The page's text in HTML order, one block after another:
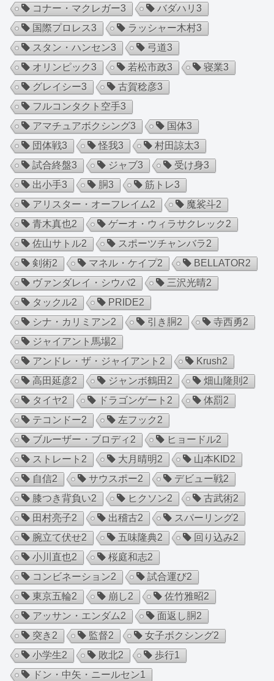
コナー・マクレガー3 バダハリ 3
国際プロレス3 ラッシャー木村3
スタン・ハンセン3 弓道3
オリンピック3 若松市政3 寝業3
グレイシー3 古賀稔彦3
フルコンタクト空手3
アマチュアボクシング3 国体3
団体戦3 怪我3 村田諒太3
試合終盤3 ジャブ3 受け身3
出小手3 胴3 筋トレ3
アリスター・オーフレイム2 魔裟斗2
青木真也2 ゲーオ・ウィラサクレック2
佐山サトル2 スポーツチャンバラ2
剣術2 マネル・ケイプ2 BELLATOR2
ヴァンダレイ・シウバ2 三沢光晴2
タックル2 PRIDE2
シナ・カリミアン2 引き胴 2 寺西勇2
ジャイアント馬場2
アンドレ・ザ・ジャイアント 2 Krush2
高田延彦2 ジャンボ鶴田 2 畑山隆則 2
タイヤ2 ドラゴンゲート 2 体罰2
テコンドー2 左フック2
ブルーザー・ブロディ 2 ヒョードル2
ストレート 2 大月晴明2 山本KID2
自信2 サウスポー2 デビュー戦2
膝つき背負い2 ヒクソン2 古武術2
田村亮子2 出稽古2 スパーリング2
腕立て伏せ2 五味隆典2 回り込み2
小川直也2 桜庭和志2
コンビネーション2 試合運び2
東京五輪2 崩し2 佐竹雅昭2
アッサン・エンダム2 面返し胴 2
突き 2 監督2 女子ボクシング2
小学生2 敗北2 歩行1
ドン・中矢・ニールセン1